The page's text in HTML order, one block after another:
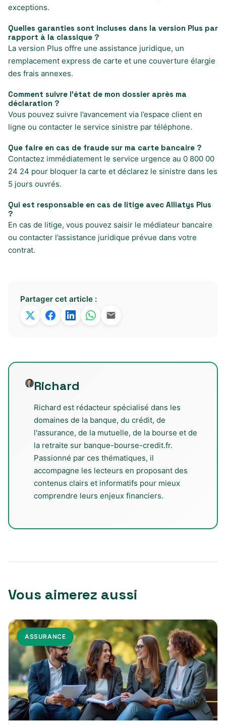
exceptions.
Quelles garanties sont incluses dans la version Plus par
rapport à la classique ?
La version Plus offre une assistance juridique, un
remplacement express de carte et une couverture élargie
des frais annexes.
Comment suivre l’état de mon dossier après ma
déclaration ?
Vous pouvez suivre l’avancement via l’espace client en
ligne ou contacter le service sinistre par téléphone.
Que faire en cas de fraude sur ma carte bancaire ?
Contactez immédiatement le service urgence au 0 800 00
24 24 pour bloquer la carte et déclarez le sinistre dans les
5 jours ouvrés.
Qui est responsable en cas de litige avec Alliatys Plus
?
En cas de litige, vous pouvez saisir le médiateur bancaire
ou contacter l’assistance juridique prévue dans votre
contrat.
Partager cet article :
Richard
Richard est rédacteur spécialisé dans les
domaines de la banque, du crédit, de
l'assurance, de la mutuelle, de la bourse et de
la retraite sur banque-bourse-credit.fr.
Passionné par ces thématiques, il
accompagne les lecteurs en proposant des
contenus clairs et informatifs pour mieux
comprendre leurs enjeux financiers.
Vous aimerez aussi
ASSURANCE